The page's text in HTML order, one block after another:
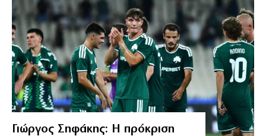
Γιώργος Σηφάκης: Η πρόκριση